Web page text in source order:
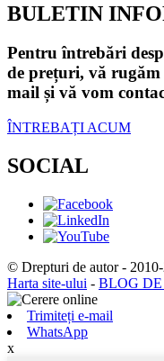
BULETIN
Pentru întrebări
de prețuri, vă rugăm
mail și vă vom
ÎNTREBAȚI ACUM
SOCIAL
© Drepturi de autor -
Harta site-ului - BLOG DE
Trimiteți e-mail
WhatsApp
x